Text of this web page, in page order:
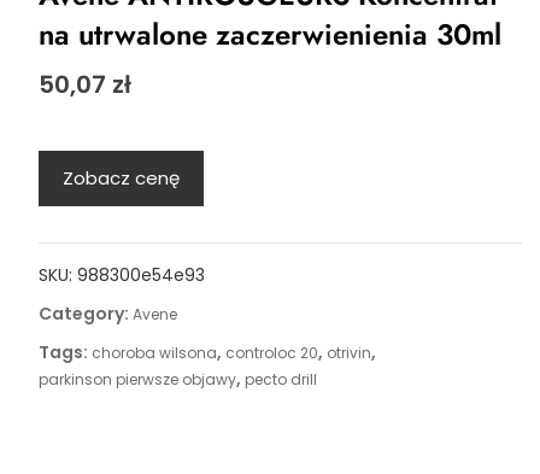
na utrwalone zaczerwienienia 30ml
50,07 zł
Zobacz cenę
SKU: 988300e54e93
Category: Avene
Tags: choroba wilsona, controloc 20, otrivin,
parkinson pierwsze objawy, pecto drill